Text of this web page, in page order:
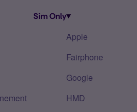
Sim Only
Apple
Fairphone
Google
HMD